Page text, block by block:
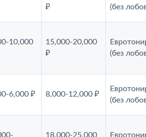
₽
(без
10,000
15,000-20,000
₽
(без
6,000 ₽ 8,000-12,000 ₽
(без
18,000-25,000